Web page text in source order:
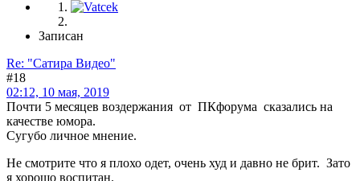
Записан
Re: "Сатира Видео"
#18
02:12, 10 мая, 2019
Почти 5 месяцев воздержания от ПКфорума сказались на
качестве юмора.
Сугубо личное мнение.
Не смотрите что я плохо одет, очень худ и давно не брит. Зато
я хорошо воспитан.